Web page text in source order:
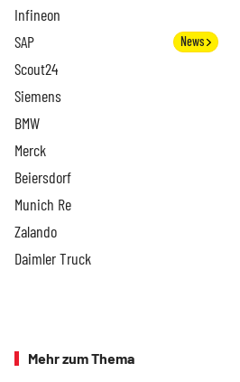
Infineon
SAP News
Scout24
Siemens
BMW
Merck
Beiersdorf
Munich Re
Zalando
Daimler Truck
Mehr zum Thema